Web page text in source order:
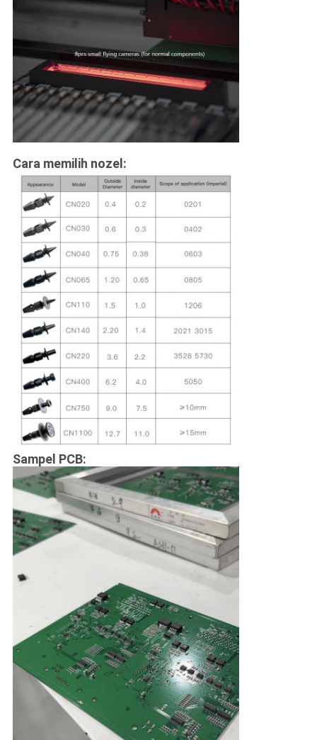
Cara memilih nozel:
Sampel PCB: